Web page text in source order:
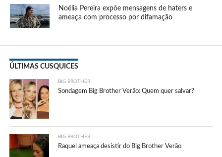
Noélia Pereira expõe mensagens de haters e
ameaça com processo por difamação
ÚLTIMAS CUSQUICES
BIG BROTHER
Sondagem Big Brother Verão: Quem quer salvar?
BIG BROTHER
Raquel ameaça desistir do Big Brother Verão